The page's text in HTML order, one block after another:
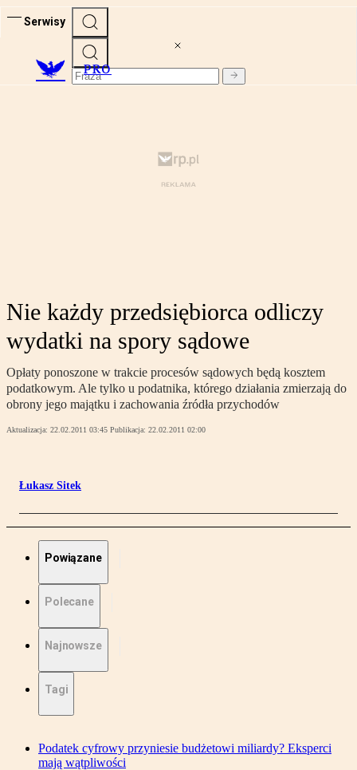
Serwisy
PRO
Nie każdy przedsiębiorca odliczy
wydatki na spory sądowe
Opłaty ponoszone w trakcie procesów sądowych będą kosztem
podatkowym. Ale tylko u podatnika, którego działania zmierzają do
obrony jego majątku i zachowania źródła przychodów
Aktualizacja: 22.02.2011 03:45 Publikacja: 22.02.2011 02:00
Łukasz Sitek
Powiązane
Polecane
Najnowsze
Tagi
Podatek cyfrowy przyniesie budżetowi miliardy? Eksperci
mają wątpliwości